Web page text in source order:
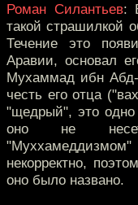
Роман Силантьев:
такой страшилкой
Течение это
Аравии, основал
Мухаммад ибн Абд-
честь его отца
"щедрый", это
оно не несет
некорректно,
оно было названо.